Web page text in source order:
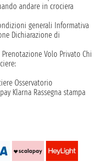
andare in crociera
generali Informativa
Dichiarazione di
Prenotazione Volo Privato Chi
Osservatorio
Klarna Rassegna stampa